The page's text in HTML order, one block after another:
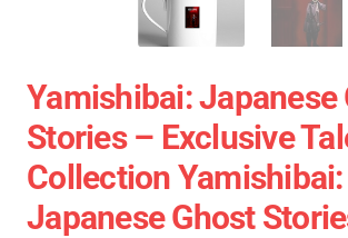
Yamishibai: Japanese
Stories – Exclusive
Collection Yamishibai:
Japanese Ghost